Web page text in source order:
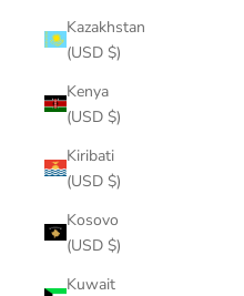
Kazakhstan
(USD $)
Kenya
(USD $)
Kiribati
(USD $)
Kosovo
(USD $)
Kuwait